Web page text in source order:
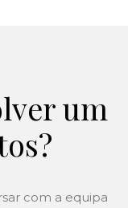
um
com a equipa